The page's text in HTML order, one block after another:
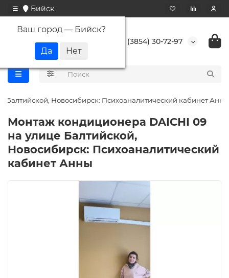
Бийск
Ваш город — Бийск?
+7 (3854) 30-72-97
Новосибирск: Психоаналитический кабинет Анны
Монтаж кондиционера DAICHI 09
на улице Балтийской,
Новосибирск: Психоаналитический
кабинет Анны